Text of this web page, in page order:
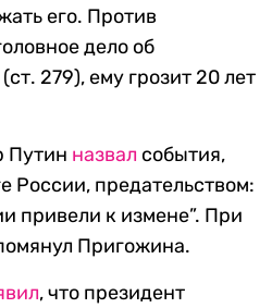
его. Против
дело об
279), ему грозит 20 лет
Путин назвал события,
России, предательством:
привели к измене”. При
Пригожина.
, что президент